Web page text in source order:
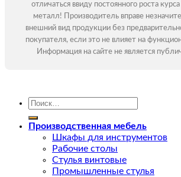
отличаться ввиду постоянного роста
металл! Производитель вправе
внешний вид продукции без
покупателя, если это не влияет на
Информация на сайте не является
Искать:
Производственная мебель
Шкафы для инструментов
Рабочие столы
Стулья винтовые
Промышленные стулья